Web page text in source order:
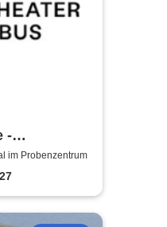
-
im Probenzentrum